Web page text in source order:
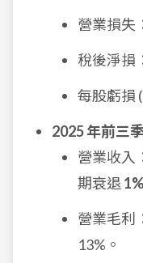
營業損失
稅後淨損
每股虧損
2025 年前三
營業收入
期衰退
營業毛利
13%。